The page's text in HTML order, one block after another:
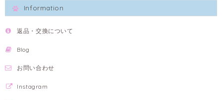
Information
返品・交換について
Blog
お問い合わせ
Instagram